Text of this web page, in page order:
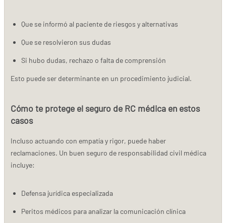
Que se informó al paciente de riesgos y alternativas
Que se resolvieron sus dudas
Si hubo dudas, rechazo o falta de comprensión
Esto puede ser determinante en un procedimiento judicial.
Cómo te protege el seguro de RC médica en estos
casos
Incluso actuando con empatía y rigor, puede haber
reclamaciones. Un buen seguro de responsabilidad civil médica
incluye:
Defensa jurídica especializada
Peritos médicos para analizar la comunicación clínica